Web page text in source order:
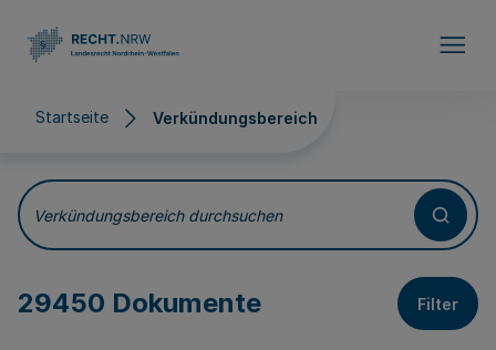
Startseite Verkündungsbereich
Verkündungsbereich
Verkündungsbereich durchsuchen
29450 Dokumente Filter